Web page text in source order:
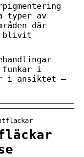
typer av
där
blivit
funkar i
i ansiktet –